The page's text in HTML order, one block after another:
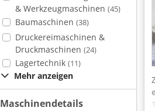
& Werkzeugmaschinen (45)
Baumaschinen (38)
Druckereimaschinen &
Druckmaschinen (24)
Lagertechnik (11)
Mehr anzeigen
Maschinendetails